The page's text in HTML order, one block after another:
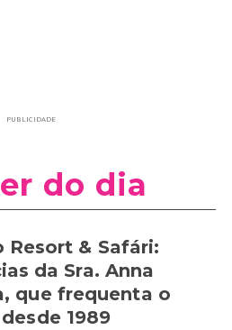
PUBLICIDADE
do dia
Resort & Safári:
da Sra. Anna
que frequenta o
1989